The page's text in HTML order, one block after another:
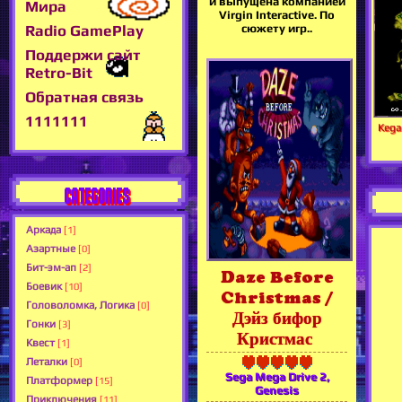
Мира
Radio GamePlay
Поддержи сайт
Retro-Bit
Обратная связь
1111111
CATEGORIES
Аркада [1]
Азартные [0]
Бит-эм-ап [2]
Боевик [10]
Головоломка, Логика [0]
Гонки [3]
Квест [1]
Леталки [0]
Платформер [15]
Приключения [11]
Virgin Interactive. По
сюжету игр..
Daze Before
Christmas /
Дэйз бифор
Кристмас
Sega Mega Drive 2,
Genesis